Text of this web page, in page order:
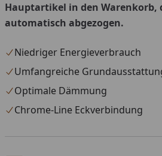
Hauptartikel in den Warenkorb,
automatisch abgezogen.
Niedriger Energieverbrauch
Umfangreiche
Optimale Dämmung
Chrome-Line Eckverbindung